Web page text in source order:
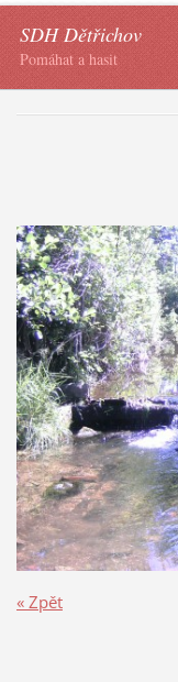
SDH Dětřichov
Pomáhat a hasit
« Zpět